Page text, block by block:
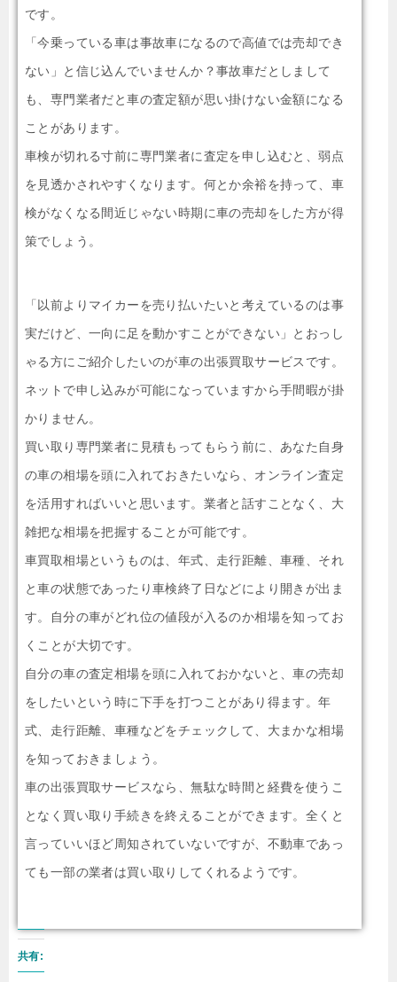
です。
「今乗っている車は事故車になるので高値では売却でき
ない」と信じ込んでいませんか？事故車だとしまして
も、専門業者だと車の査定額が思い掛けない金額になる
ことがあります。
車検が切れる寸前に専門業者に査定を申し込むと、弱点
を見透かされやすくなります。何とか余裕を持って、車
検がなくなる間近じゃない時期に車の売却をした方が得
策でしょう。
「以前よりマイカーを売り払いたいと考えているのは事
実だけど、一向に足を動かすことができない」とおっし
ゃる方にご紹介したいのが車の出張買取サービスです。
ネットで申し込みが可能になっていますから手間暇が掛
かりません。
買い取り専門業者に見積もってもらう前に、あなた自身
の車の相場を頭に入れておきたいなら、オンライン査定
を活用すればいいと思います。業者と話すことなく、大
雑把な相場を把握することが可能です。
車買取相場というものは、年式、走行距離、車種、それ
と車の状態であったり車検終了日などにより開きが出ま
す。自分の車がどれ位の値段が入るのか相場を知ってお
くことが大切です。
自分の車の査定相場を頭に入れておかないと、車の売却
をしたいという時に下手を打つことがあり得ます。年
式、走行距離、車種などをチェックして、大まかな相場
を知っておきましょう。
車の出張買取サービスなら、無駄な時間と経費を使うこ
となく買い取り手続きを終えることができます。全くと
言っていいほど周知されていないですが、不動車であっ
ても一部の業者は買い取りしてくれるようです。
共有: